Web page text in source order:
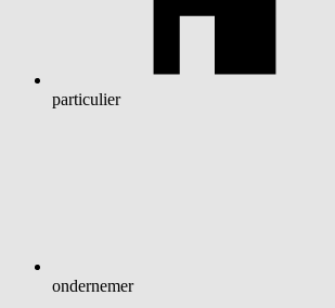
particulier
ondernemer